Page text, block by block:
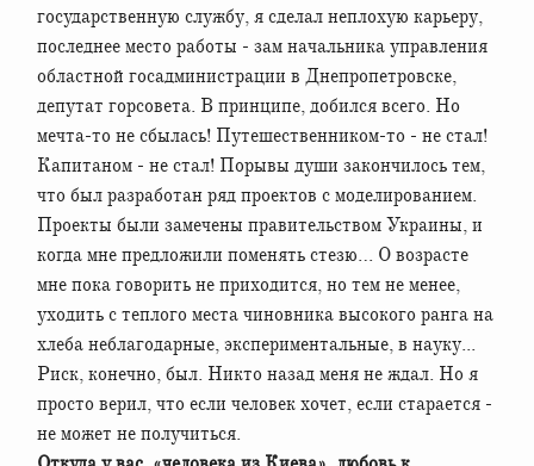
государственную службу, я сделал неплохую карьеру,
последнее место работы - зам начальника управления
областной госадминистрации в Днепропетровске,
депутат горсовета. В принципе, добился всего. Но
мечта-то не сбылась! Путешественником-то - не стал!
Капитаном - не стал! Порывы души закончилось тем,
что был разработан ряд проектов с моделированием.
Проекты были замечены правительством Украины, и
когда мне предложили поменять стезю… О возрасте
мне пока говорить не приходится, но тем не менее,
уходить с теплого места чиновника высокого ранга на
хлеба неблагодарные, экспериментальные, в науку...
Риск, конечно, был. Никто назад меня не ждал. Но я
просто верил, что если человек хочет, если старается -
не может не получиться.